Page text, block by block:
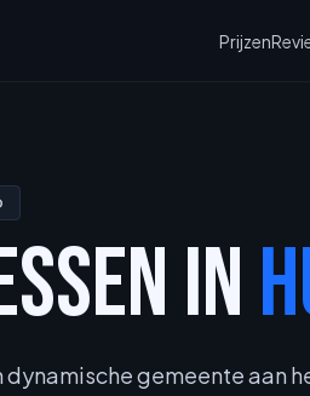
Prijzen
IN
dynamische gemeente aan